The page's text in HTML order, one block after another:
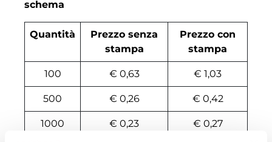
schema
Quantità
Prezzo senza
stampa
Prezzo con
stampa
100 € 0,63 € 1,03
500 € 0,26 € 0,42
1000 € 0,23 € 0,27